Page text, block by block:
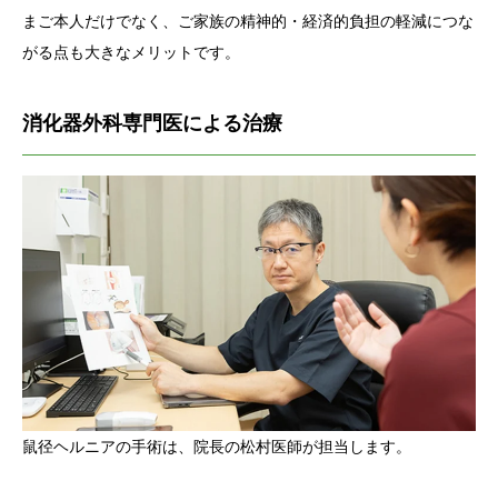
まご本人だけでなく、ご家族の精神的・経済的負担の軽減につな
がる点も大きなメリットです。
消化器外科専門医による治療
鼠径ヘルニアの手術は、院長の松村医師が担当します。